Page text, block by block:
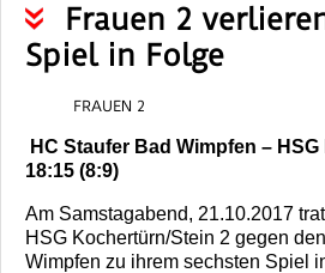
Frauen 2
Spiel in Folge
FRAUEN 2
HC Staufer Bad Wimpfen –
18:15 (8:9)
Am Samstagabend, 21.10.2017
HSG Kochertürn/Stein 2 gegen
Wimpfen zu ihrem sechsten Spiel